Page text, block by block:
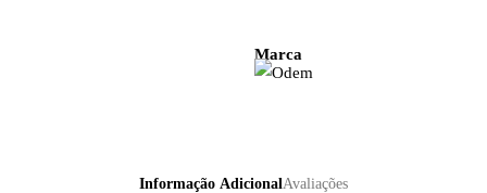
Marca
Informação AdicionalAvaliações